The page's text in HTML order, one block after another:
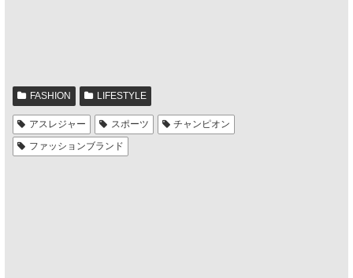
FASHION LIFESTYLE
アスレジャー スポーツ
チャンピオン
ファッションブランド